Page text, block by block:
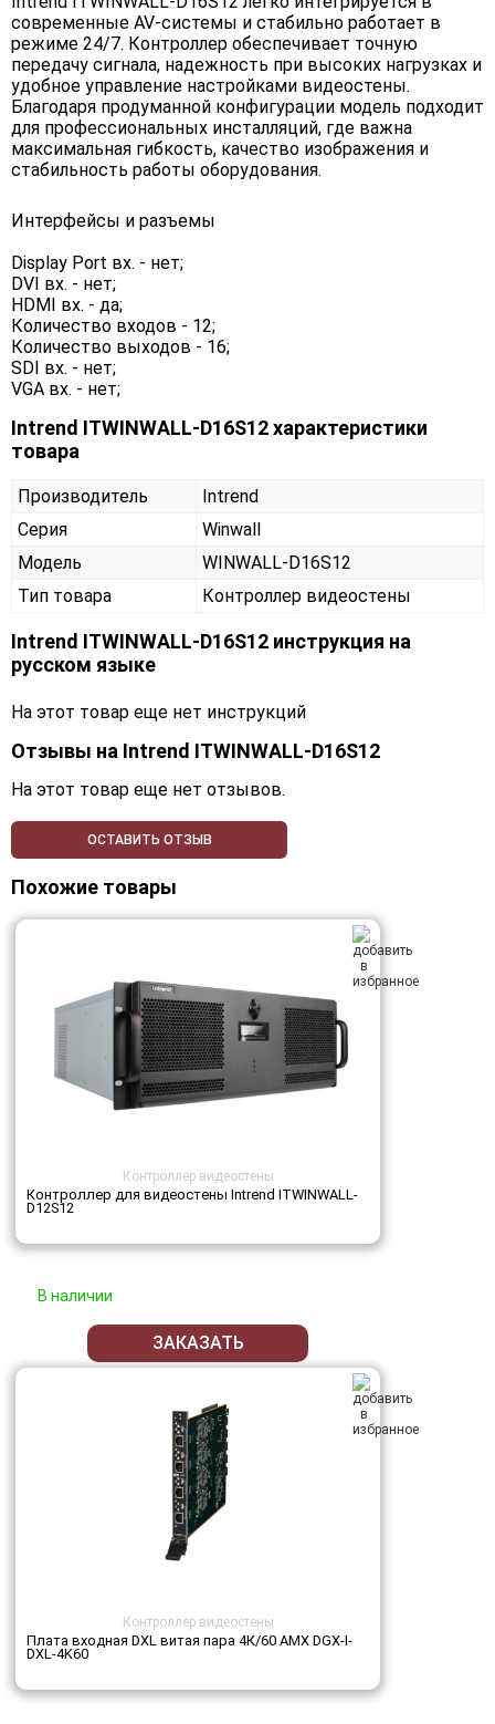
современные AV-системы и стабильно работает в
режиме 24/7. Контроллер обеспечивает точную
передачу сигнала, надежность при высоких нагрузках и
удобное управление настройками видеостены.
Благодаря продуманной конфигурации модель подходит
для профессиональных инсталляций, где важна
максимальная гибкость, качество изображения и
стабильность работы оборудования.
Интерфейсы и разъемы
Display Port вх. - нет;
DVI вх. - нет;
HDMI вх. - да;
Количество входов - 12;
Количество выходов - 16;
SDI вх. - нет;
VGA вх. - нет;
Intrend ITWINWALL-D16S12 характеристики
товара
Производитель
Intrend
Серия
Winwall
Модель
WINWALL-D16S12
Тип товара
Контроллер видеостены
Intrend ITWINWALL-D16S12 инструкция на
русском языке
На этот товар еще нет инструкций
Отзывы на Intrend ITWINWALL-D16S12
На этот товар еще нет отзывов.
ОСТАВИТЬ ОТЗЫВ
Похожие товары
Контроллер видеостены
Контроллер для видеостены Intrend ITWINWALL-
D12S12
В наличии
ЗАКАЗАТЬ
Контроллер видеостены
Плата входная DXL витая пара 4К/60 AMX DGX-I-
DXL-4K60